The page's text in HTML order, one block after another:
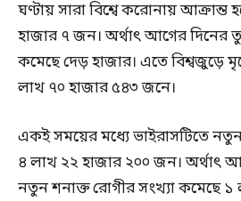
ঘণ্টায় সারা বিশ্বে করোনায় আক্রান্ত
হাজার ৭ জন। অর্থাৎ আগের দিনের
কমেছে দেড় হাজার। এতে বিশ্বজুড়ে
লাখ ৭০ হাজার ৫৪৩ জনে।
একই সময়ের মধ্যে ভাইরাসটিতে
৪ লাখ ২২ হাজার ২০০ জন। অর্থাৎ
নতুন শনাক্ত রোগীর সংখ্যা কমেছে ১